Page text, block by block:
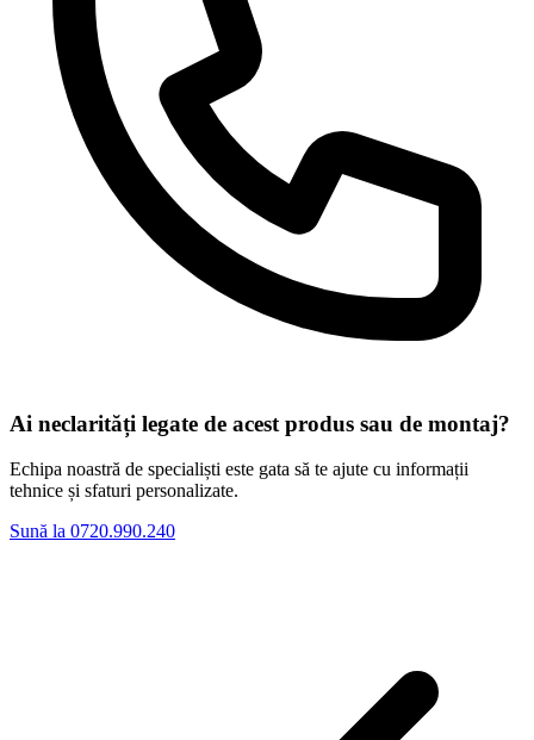
Ai neclarități legate de acest produs sau de montaj?
Echipa noastră de specialiști este gata să te ajute cu informații
tehnice și sfaturi personalizate.
Sună la 0720.990.240